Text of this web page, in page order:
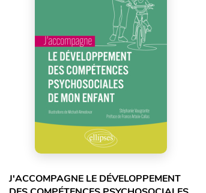
J'ACCOMPAGNE LE DÉVELOPPEMENT